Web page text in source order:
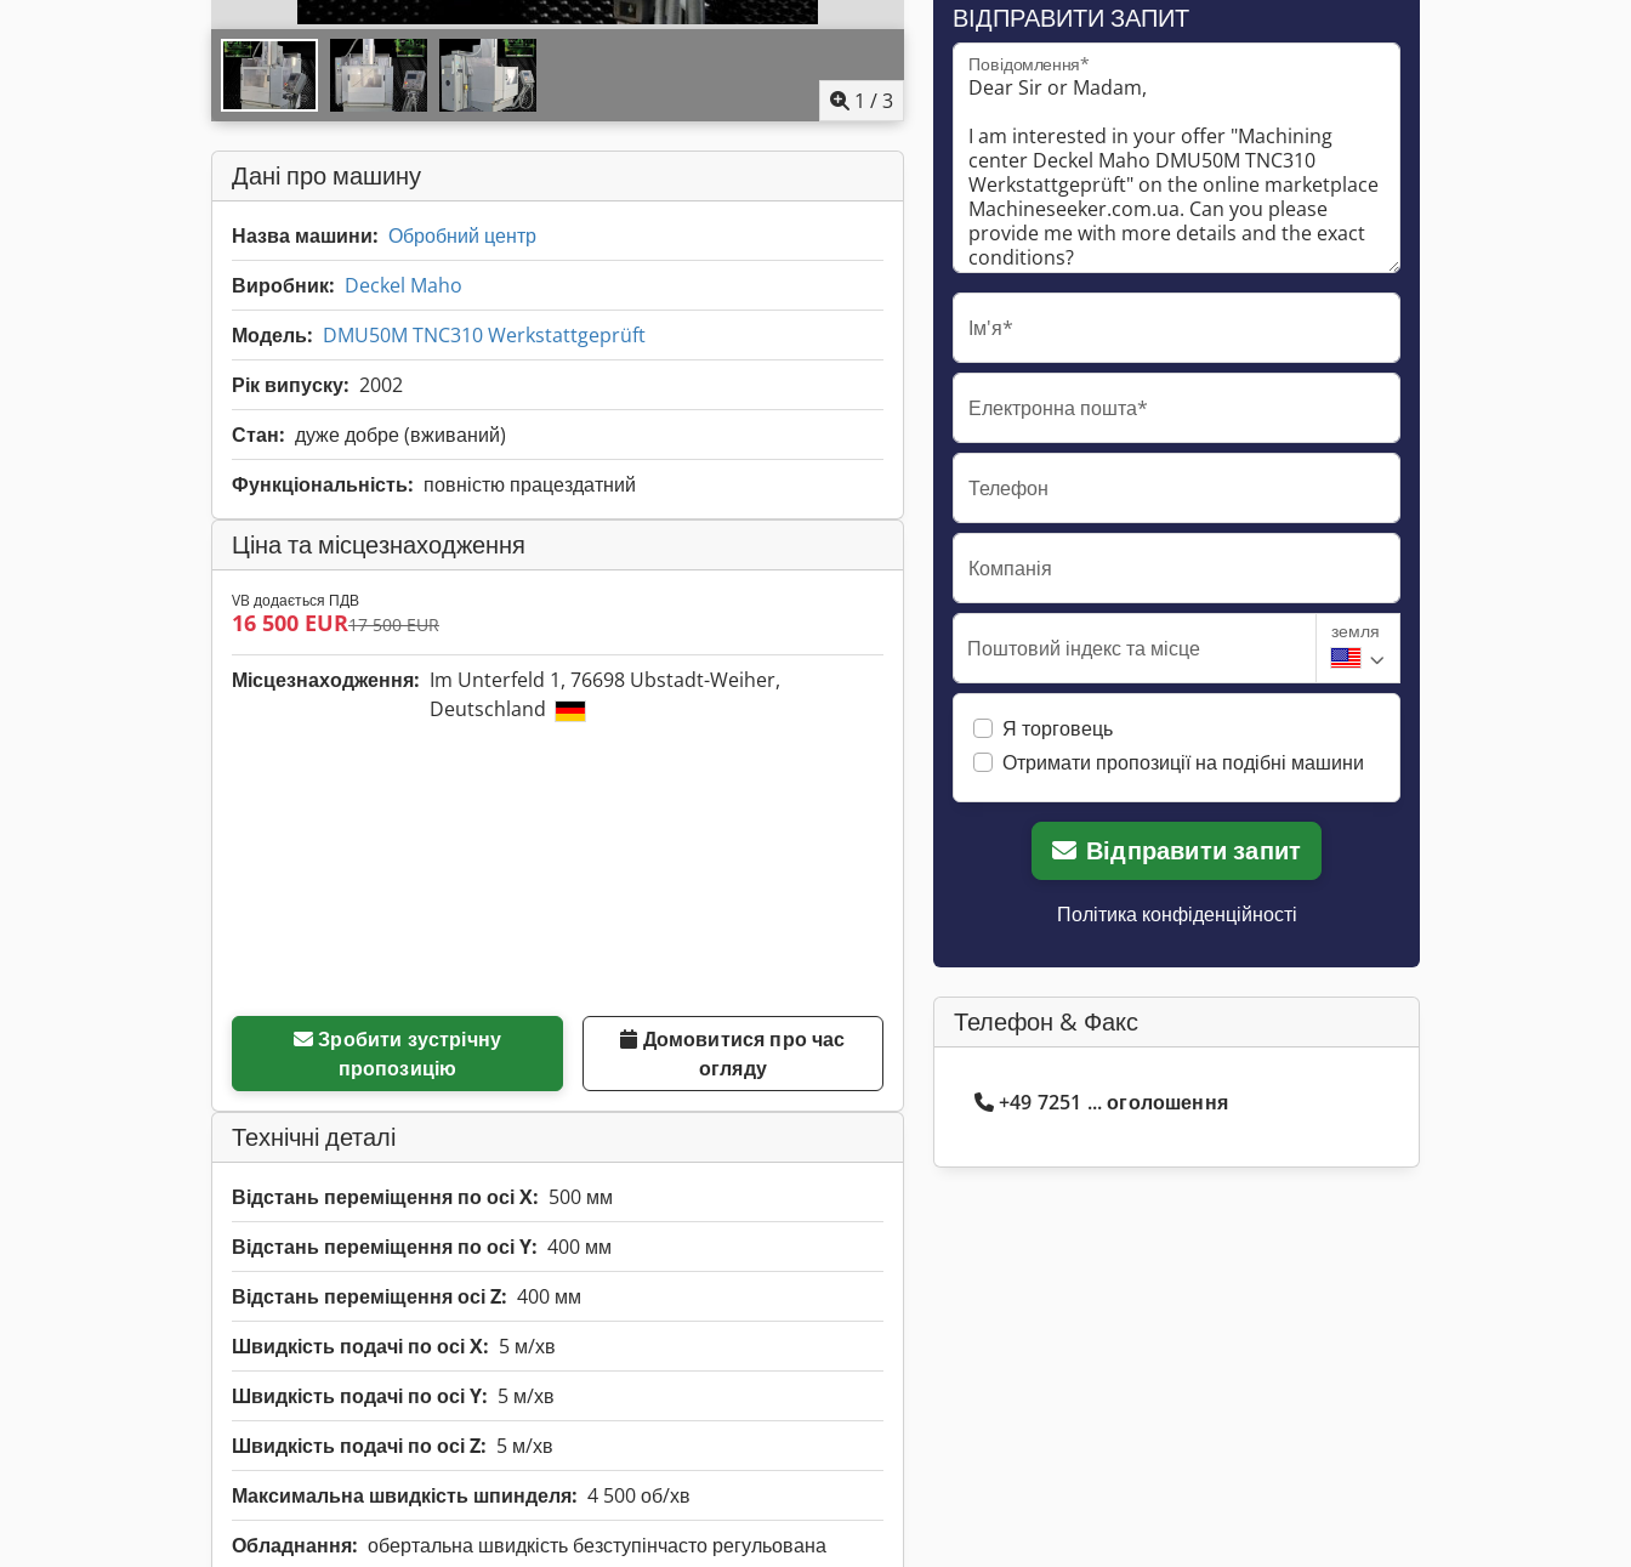
1 /3
Дані про машину
Назва машини: Обробний центр
Виробник: Deckel Maho
Модель: DMU50M TNC310 Werkstattgeprüft
Рік випуску: 2002
Стан: дуже добре (вживаний)
Функціональність: повністю працездатний
Ціна та місцезнаходження
VB додається ПДВ
16 500 EUR17 500 EUR
Місцезнаходження: Im Unterfeld 1, 76698 Ubstadt-Weiher,
Deutschland
Зробити зустрічну
пропозицію
огляду
Технічні деталі
Відстань переміщення по осі X: 500 мм
Відстань переміщення по осі Y: 400 мм
Відстань переміщення осі Z: 400 мм
Швидкість подачі по осі X: 5 м/хв
Швидкість подачі по осі Y: 5 м/хв
Швидкість подачі по осі Z: 5 м/хв
Максимальна швидкість шпинделя: 4 500 об/хв
Обладнання: обертальна швидкість безступінчасто регульована
ВІДПРАВИТИ ЗАПИТ
Повідомлення*
Ім'я*
Електронна пошта*
Телефон
Компанія
Поштовий індекс та місце
земля
Я торговець
Отримати пропозиції на подібні машини
Відправити запит
Політика конфіденційності
Телефон & Факс
+49 7251 ... оголошення